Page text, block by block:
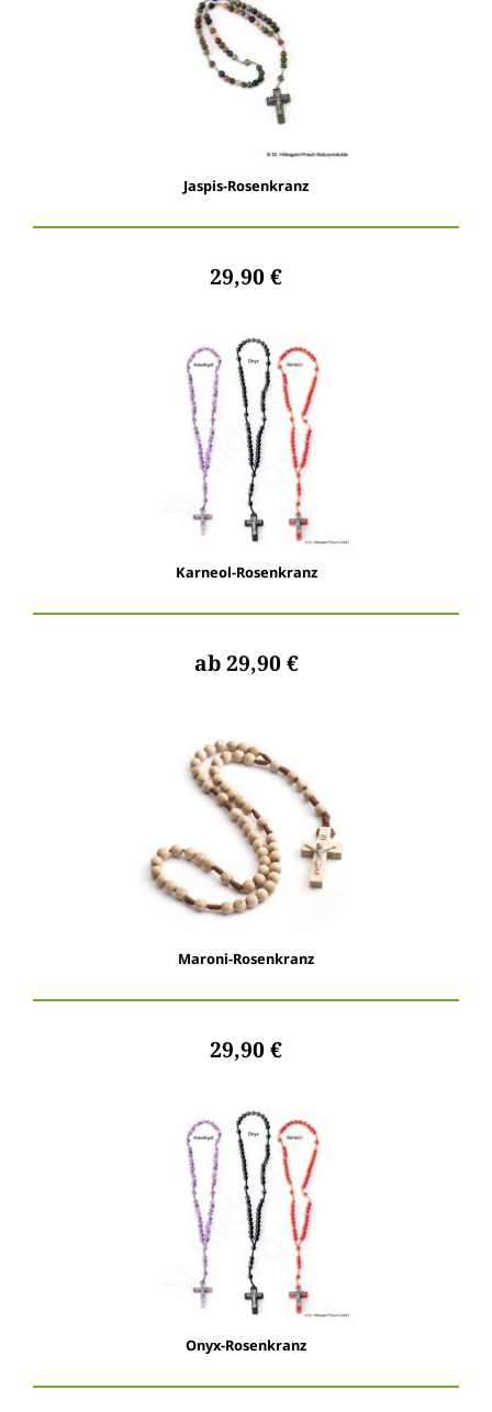
Jaspis-Rosenkranz
29,90 €
Karneol-Rosenkranz
ab 29,90 €
Maroni-Rosenkranz
29,90 €
Onyx-Rosenkranz